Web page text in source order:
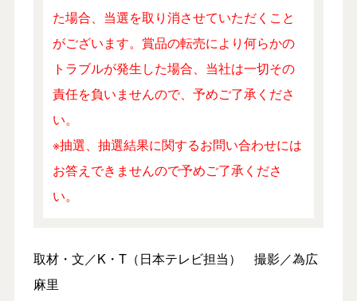
た場合、当選を取り消させていただくこと
がございます。賞品の転売により何らかの
トラブルが発生した場合、当社は一切その
責任を負いませんので、予めご了承くださ
い。
※抽選、抽選結果に関するお問い合わせには
お答えできませんので予めご了承くださ
い。
取材・文／K・T（日本テレビ担当） 撮影／為広
麻里